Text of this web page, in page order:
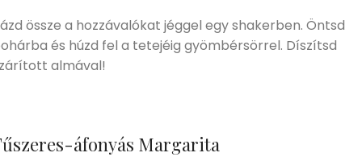
össze a hozzávalókat jéggel egy shakerben. Öntsd
és húzd fel a tetejéig gyömbérsörrel. Díszítsd
almával!
áfonyás Margarita